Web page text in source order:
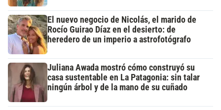
El nuevo negocio de Nicolás, el marido de
Rocío Guirao Díaz en el desierto: de
heredero de un imperio a astrofotógrafo
Juliana Awada mostró cómo construyó su
casa sustentable en La Patagonia: sin talar
ningún árbol y de la mano de su cuñado